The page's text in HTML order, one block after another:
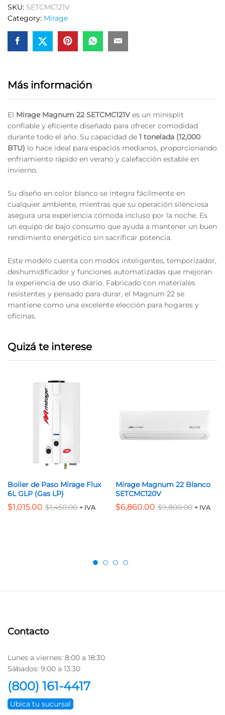
SKU: SETCMC121V
Category: Mirage
Más información
El Mirage Magnum 22 SETCMC121V es un minisplit
confiable y eficiente diseñado para ofrecer comodidad
durante todo el año. Su capacidad de 1 tonelada (12,000
BTU) lo hace ideal para espacios medianos, proporcionando
enfriamiento rápido en verano y calefacción estable en
invierno.
Su diseño en color blanco se integra fácilmente en
cualquier ambiente, mientras que su operación silenciosa
asegura una experiencia cómoda incluso por la noche. Es
un equipo de bajo consumo que ayuda a mantener un buen
rendimiento energético sin sacrificar potencia.
Este modelo cuenta con modos inteligentes, temporizador,
deshumidificador y funciones automatizadas que mejoran
la experiencia de uso diario. Fabricado con materiales
resistentes y pensado para durar, el Magnum 22 se
mantiene como una excelente elección para hogares y
oficinas.
Quizá te interese
Boiler de Paso Mirage Flux
6L GLP (Gas LP)
$1,015.00 $1,450.00 + IVA
Mirage Magnum 22 Blanco
SETCMC120V
$6,860.00 $9,800.00 + IVA
Contacto
Lunes a viernes: 8:00 a 18:30
Sábados: 9:00 a 13:30
(800) 161-4417
Ubica tu sucursal